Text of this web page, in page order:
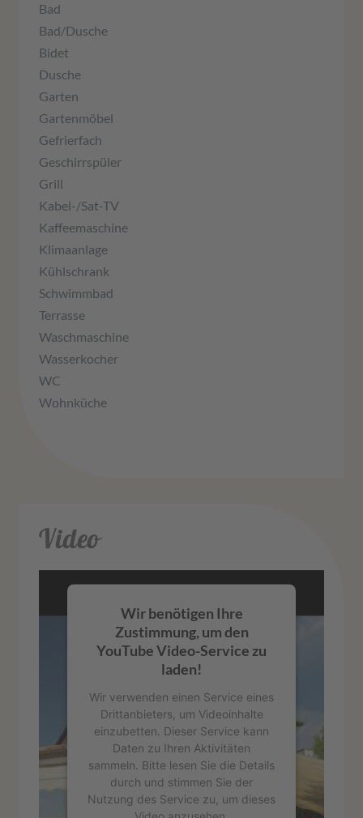
Bad
Bad/Dusche
Bidet
Dusche
Garten
Gartenmöbel
Gefrierfach
Geschirrspüler
Grill
Kabel-/Sat-TV
Kaffeemaschine
Klimaanlage
Kühlschrank
Schwimmbad
Terrasse
Waschmaschine
Wasserkocher
WC
Wohnküche
Video
Wir benötigen Ihre
Zustimmung, um den
YouTube Video-Service zu
laden!
Wir verwenden einen Service eines
Drittanbieters, um Videoinhalte
einzubetten. Dieser Service kann
Daten zu Ihren Aktivitäten
sammeln. Bitte lesen Sie die Details
durch und stimmen Sie der
Nutzung des Service zu, um dieses